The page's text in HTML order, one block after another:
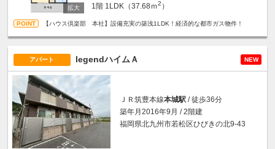
1階 1LDK（37.68ｍ2 ）
【ハウス倶楽部 本社】設備充実の築浅1LDK！経済的な都市ガス物件！
アパート legendハイムＡ NEW
ＪＲ筑豊本線本城駅 / 徒歩36分
築年月2016年9月 / 2階建
福岡県北九州市若松区ひびきの北9-43